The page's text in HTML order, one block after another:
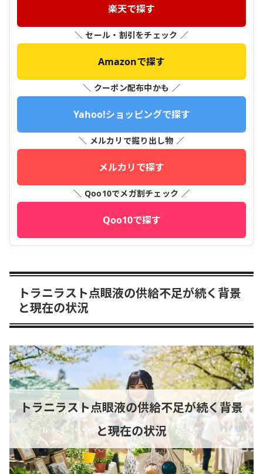
楽天で探す
＼ セール・割引をチェック ／
Amazonで探す
＼ クーポン配布中かも ／
Yahoo!ショッピングで探す
＼ メルカリで掘り出し物 ／
メルカリで探す
＼ Qoo10でメガ割チェック ／
Qoo10で探す
トラニラスト点眼液の供給不足が続く背景
と現在の状況
トラニラスト点眼液の供給不足が続く背景
と現在の状況